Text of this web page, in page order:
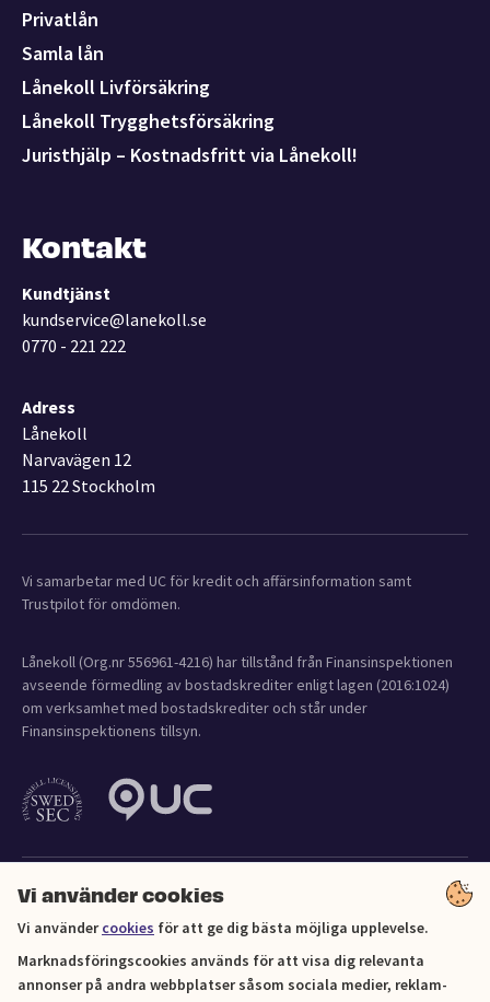
Vi använder cookies
Vi användercookies för att ge dig bästa möjliga upplevelse.
Marknadsföringscookies används för att visa dig relevanta
annonser på andra webbplatser såsom sociala medier, reklam-
Privatlån
Samla lån
Lånekoll Livförsäkring
Lånekoll Trygghetsförsäkring
Juristhjälp – Kostnadsfritt via Lånekoll!
Kontakt
Kundtjänst
kundservice@lanekoll.se
0770 - 221 222
Adress
Lånekoll
Narvavägen 12
115 22 Stockholm
Vi samarbetar med UC för kredit och affärsinformation samt
Trustpilot för omdömen.
Lånekoll (Org.nr 556961-4216) har tillstånd från Finansinspektionen
avseende förmedling av bostadskrediter enligt lagen (2016:1024)
om verksamhet med bostadskrediter och står under
Finansinspektionens tillsyn.
Cookies